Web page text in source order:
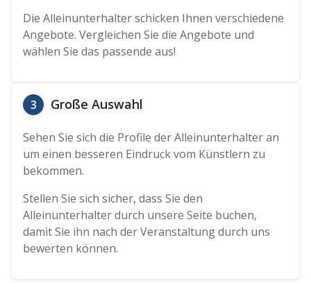
Die Alleinunterhalter schicken Ihnen verschiedene
Angebote. Vergleichen Sie die Angebote und
wählen Sie das passende aus!
3 Große Auswahl
Sehen Sie sich die Profile der Alleinunterhalter an
um einen besseren Eindruck vom Künstlern zu
bekommen.
Stellen Sie sich sicher, dass Sie den
Alleinunterhalter durch unsere Seite buchen,
damit Sie ihn nach der Veranstaltung durch uns
bewerten können.